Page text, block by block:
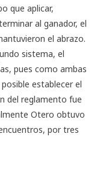
que aplicar,
al ganador, el
el abrazo.
sistema, el
pues como ambas
establecer el
del reglamento fue
Otero obtuvo
por tres